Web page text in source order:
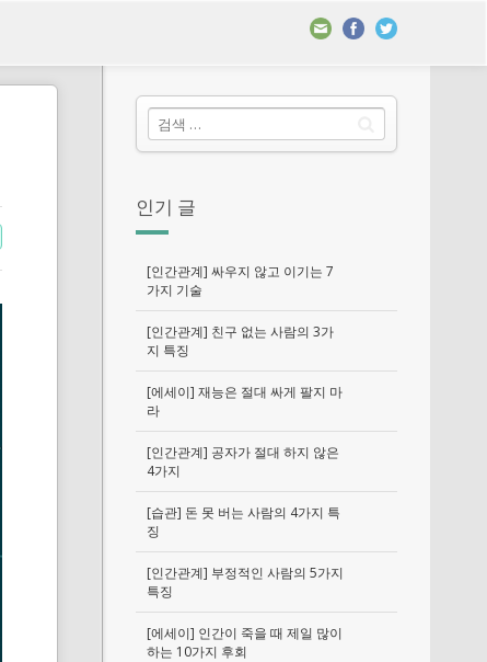
인기 글
[인간관계] 싸우지 않고 이기는 7
가지 기술
[인간관계] 친구 없는 사람의 3가
지 특징
[에세이] 재능은 절대 싸게 팔지 마
라
[인간관계] 공자가 절대 하지 않은
4가지
[습관] 돈 못 버는 사람의 4가지 특
징
[인간관계] 부정적인 사람의 5가지
특징
[에세이] 인간이 죽을 때 제일 많이
하는 10가지 후회